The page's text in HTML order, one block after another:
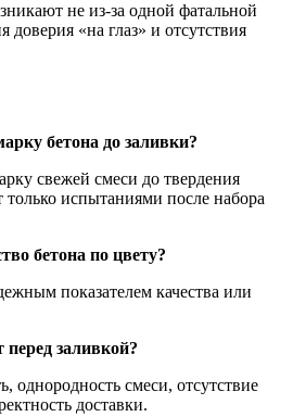
не из-за одной фатальной
доверия «на глаз» и отсутствия
бетона до заливки?
свежей смеси до твердения
испытаниями после набора
бетона по цвету?
показателем качества или
заливкой?
однородность смеси, отсутствие
доставки.